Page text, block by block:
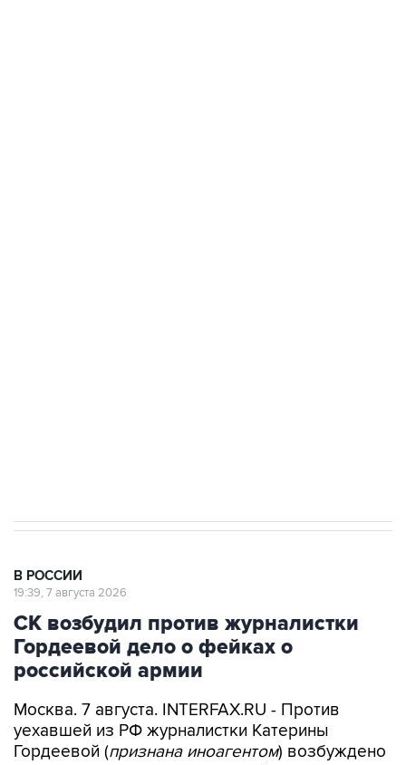
В РОССИИ
19:39, 7 августа 2026
СК возбудил против журналистки
Гордеевой дело о фейках о
российской армии
Москва. 7 августа. INTERFAX.RU - Против
уехавшей из РФ журналистки Катерины
Гордеевой (признана иноагентом) возбуждено